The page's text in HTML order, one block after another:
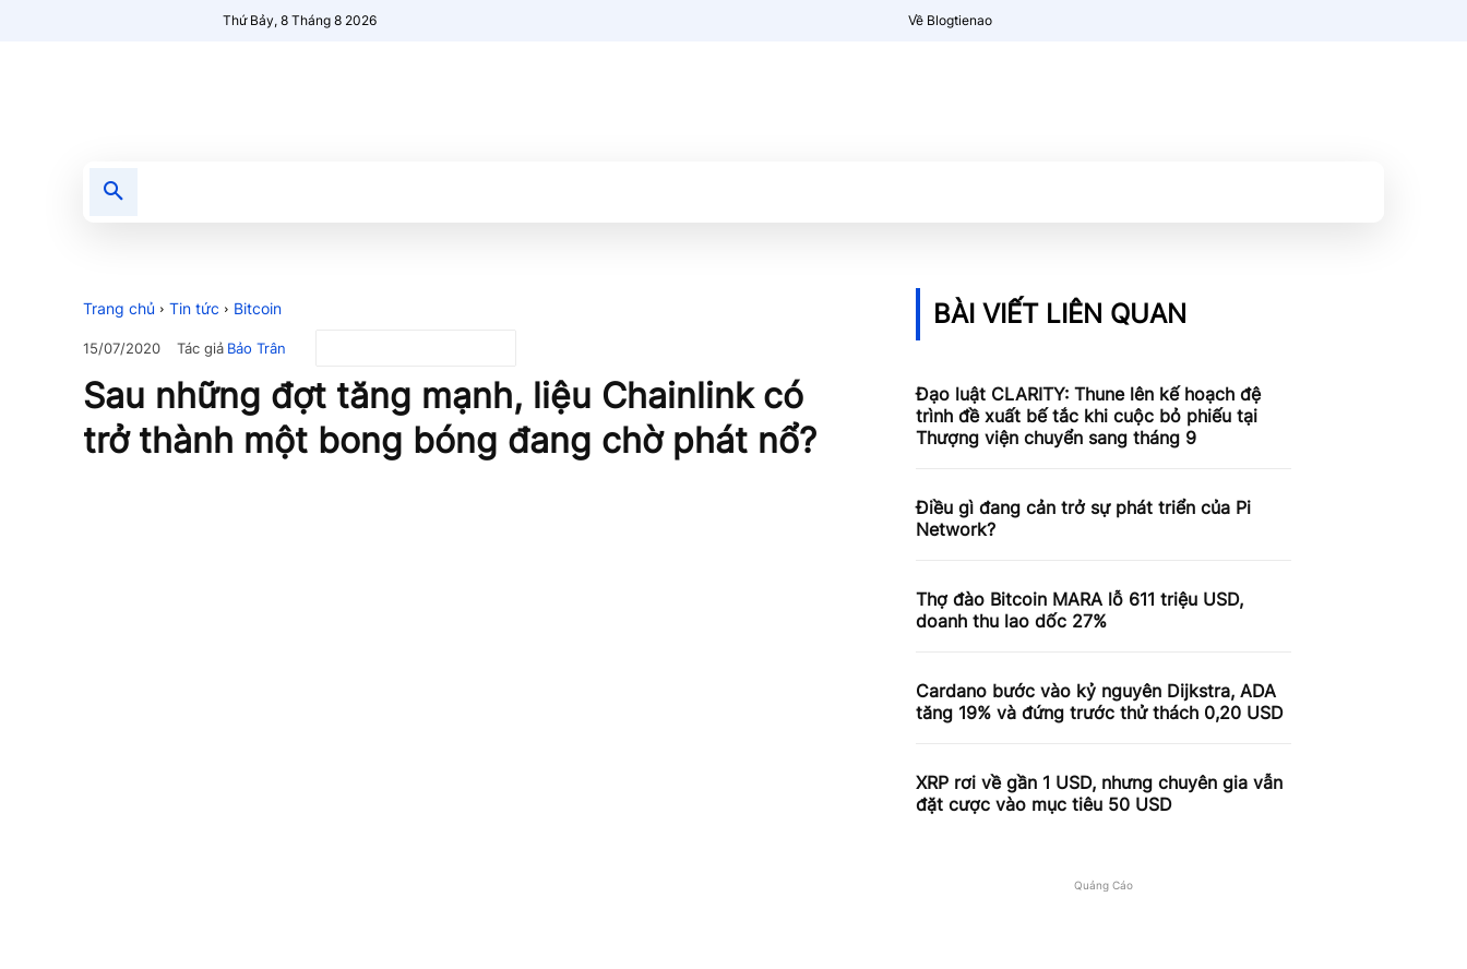
Thứ Bảy, 8 Tháng 8 2026 Về Blogtienao
Trang chủ Tin tức Bitcoin
15/07/2020 Tác giả Bảo Trân
Sau những đợt tăng mạnh, liệu Chainlink có
trở thành một bong bóng đang chờ phát nổ?
BÀI VIẾT LIÊN QUAN
Đạo luật CLARITY: Thune lên kế hoạch đệ
trình đề xuất bế tắc khi cuộc bỏ phiếu tại
Thượng viện chuyển sang tháng 9
Điều gì đang cản trở sự phát triển của Pi
Network?
Thợ đào Bitcoin MARA lỗ 611 triệu USD,
doanh thu lao dốc 27%
Cardano bước vào kỷ nguyên Dijkstra, ADA
tăng 19% và đứng trước thử thách 0,20 USD
XRP rơi về gần 1 USD, nhưng chuyên gia vẫn
đặt cược vào mục tiêu 50 USD
Quảng Cáo